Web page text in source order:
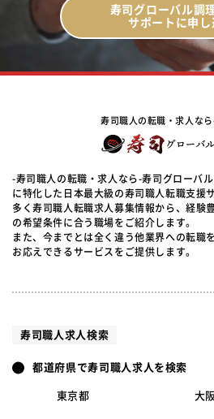
寿司グローバル調
サポートに申し
寿司職人の転職・求人な
-寿司職人の転職・求人なら-寿司グローバ
に特化した日本最大級の寿司職人転職支援
多く寿司職人転職求人募集情報から、経験
の希望条件に合う職場をご紹介します。
また、今までとは全く違う他業界への転職
お応えできるサービスをご提供します。
寿司職人求人検索
都道府県で寿司職人求人を検索
東京都 大